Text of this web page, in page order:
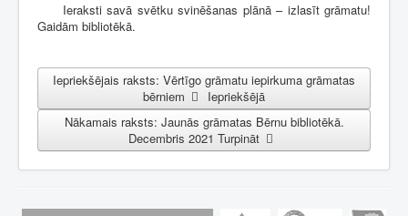
Ieraksti savā svētku svinēšanas plānā – izlasīt grāmatu!
Gaidām bibliotēkā.
Iepriekšējais raksts: Vērtīgo grāmatu iepirkuma grāmatas
bērniem
Iepriekšējā
Nākamais raksts: Jaunās grāmatas Bērnu bibliotēkā.
Decembris 2021Turpināt